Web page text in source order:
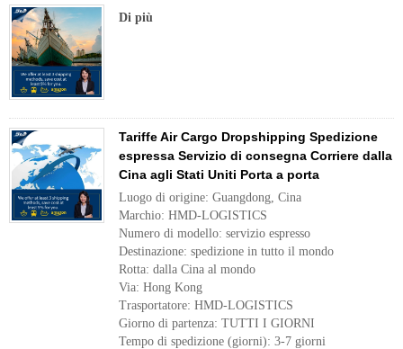
Di più
Tariffe Air Cargo Dropshipping Spedizione
espressa Servizio di consegna Corriere dalla
Cina agli Stati Uniti Porta a porta
Luogo di origine: Guangdong, Cina
Marchio: HMD-LOGISTICS
Numero di modello: servizio espresso
Destinazione: spedizione in tutto il mondo
Rotta: dalla Cina al mondo
Via: Hong Kong
Trasportatore: HMD-LOGISTICS
Giorno di partenza: TUTTI I GIORNI
Tempo di spedizione (giorni): 3-7 giorni